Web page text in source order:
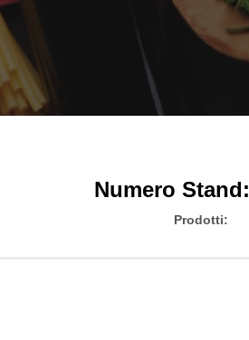
Numero Stand:
Prodotti: